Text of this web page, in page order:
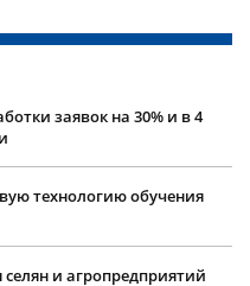
заявок на 30% и в 4
технологию обучения
и агропредприятий